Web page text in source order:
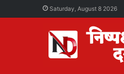
Saturday, August 8 2026